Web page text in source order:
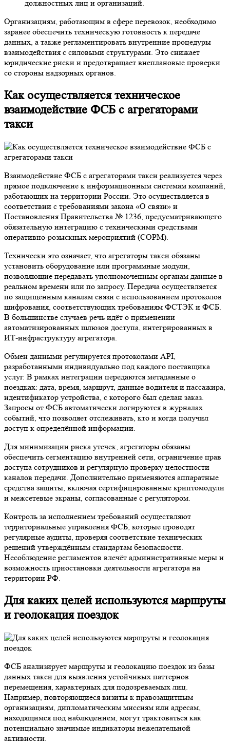
должностных лиц и организаций.
Организациям, работающим в сфере перевозок, необходимо
заранее обеспечить техническую готовность к передаче
данных, а также регламентировать внутренние процедуры
взаимодействия с силовыми структурами. Это снижает
юридические риски и предотвращает внеплановые проверки
со стороны надзорных органов.
Как осуществляется техническое
взаимодействие ФСБ с агрегаторами
такси
Взаимодействие ФСБ с агрегаторами такси реализуется через
прямое подключение к информационным системам компаний,
работающих на территории России. Это осуществляется в
соответствии с требованиями закона «О связи» и
Постановления Правительства № 1236, предусматривающего
обязательную интеграцию с техническими средствами
оперативно-розыскных мероприятий (СОРМ).
Технически это означает, что агрегаторы такси обязаны
установить оборудование или программные модули,
позволяющие передавать уполномоченным органам данные в
реальном времени или по запросу. Передача осуществляется
по защищённым каналам связи с использованием протоколов
шифрования, соответствующих требованиям ФСТЭК и ФСБ.
В большинстве случаев речь идёт о применении
автоматизированных шлюзов доступа, интегрированных в
ИТ-инфраструктуру агрегатора.
Обмен данными регулируется протоколами API,
разработанными индивидуально под каждого поставщика
услуг. В рамках интеграции передаются метаданные о
поездках: дата, время, маршрут, данные водителя и пассажира,
идентификатор устройства, с которого был сделан заказ.
Запросы от ФСБ автоматически логируются в журналах
событий, что позволяет отслеживать, кто и когда получил
доступ к определённой информации.
Для минимизации риска утечек, агрегаторы обязаны
обеспечить сегментацию внутренней сети, ограничение прав
доступа сотрудников и регулярную проверку целостности
каналов передачи. Дополнительно применяются аппаратные
средства защиты, включая сертифицированные криптомодули
и межсетевые экраны, согласованные с регулятором.
Контроль за исполнением требований осуществляют
территориальные управления ФСБ, которые проводят
регулярные аудиты, проверяя соответствие технических
решений утверждённым стандартам безопасности.
Несоблюдение регламентов влечёт административные меры и
возможность приостановки деятельности агрегатора на
территории РФ.
Для каких целей используются маршруты
и геолокация поездок
ФСБ анализирует маршруты и геолокацию поездок из базы
данных такси для выявления устойчивых паттернов
перемещения, характерных для подозреваемых лиц.
Например, повторяющиеся визиты к правозащитным
организациям, дипломатическим миссиям или адресам,
находящимся под наблюдением, могут трактоваться как
потенциально значимые индикаторы нежелательной
активности.